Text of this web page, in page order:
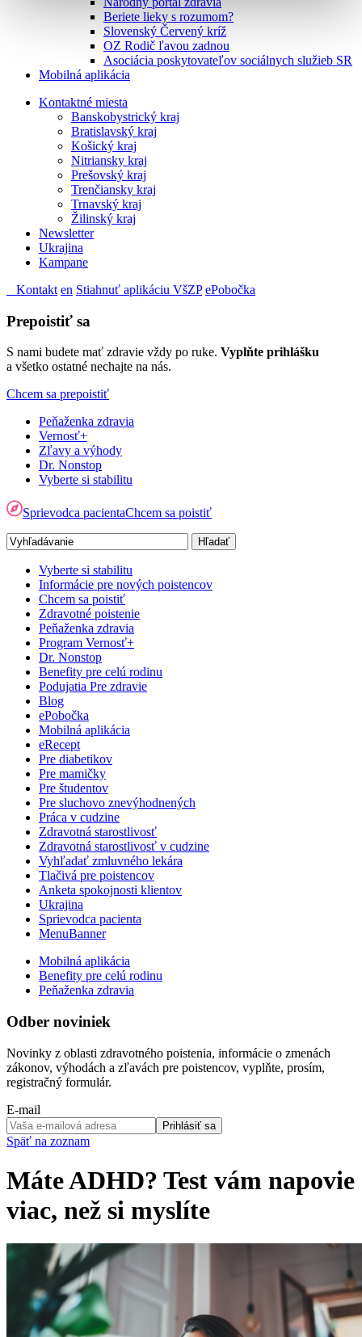
Beriete lieky s rozumom?
Slovenský Červený kríž
OZ Rodič ľavou zadnou
Asociácia poskytovateľov sociálnych služieb SR
Mobilná aplikácia
Kontaktné miesta
Banskobystrický kraj
Bratislavský kraj
Košický kraj
Nitriansky kraj
Prešovský kraj
Trenčiansky kraj
Trnavský kraj
Žilinský kraj
Newsletter
Ukrajina
Kampane
Kontakt en Stiahnuť aplikáciu VšZP ePobočka
Prepoistiť sa
S nami budete mať zdravie vždy po ruke. Vyplňte prihlášku
a všetko ostatné nechajte na nás.
Chcem sa prepoistiť
Peňaženka zdravia
Vernosť+
Zľavy a výhody
Dr. Nonstop
Vyberte si stabilitu
Sprievodca pacientaChcem sa poistiť
Vyberte si stabilitu
Informácie pre nových poistencov
Chcem sa poistiť
Zdravotné poistenie
Peňaženka zdravia
Program Vernosť+
Dr. Nonstop
Benefity pre celú rodinu
Podujatia Pre zdravie
Blog
ePobočka
Mobilná aplikácia
eRecept
Pre diabetikov
Pre mamičky
Pre študentov
Pre sluchovo znevýhodnených
Práca v cudzine
Zdravotná starostlivosť
Zdravotná starostlivosť v cudzine
Vyhľadať zmluvného lekára
Tlačivá pre poistencov
Anketa spokojnosti klientov
Ukrajina
Sprievodca pacienta
MenuBanner
Mobilná aplikácia
Benefity pre celú rodinu
Peňaženka zdravia
Odber noviniek
Novinky z oblasti zdravotného poistenia, informácie o zmenách
zákonov, výhodách a zľavách pre poistencov, vyplňte, prosím,
registračný formulár.
E-mail
Prihlásiť sa
Späť na zoznam
Máte ADHD? Test vám napovie
viac, než si myslíte